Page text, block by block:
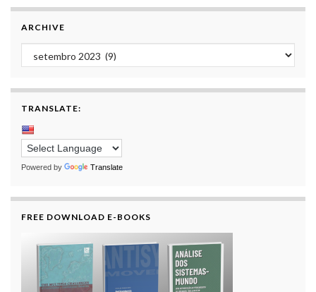
ARCHIVE
Archive
TRANSLATE:
Powered by Translate
FREE DOWNLOAD E-BOOKS